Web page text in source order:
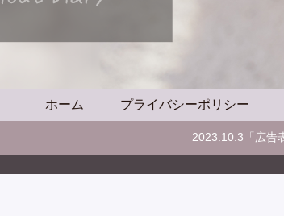
ホーム プライバシーポリシー
2023.10.3「広告